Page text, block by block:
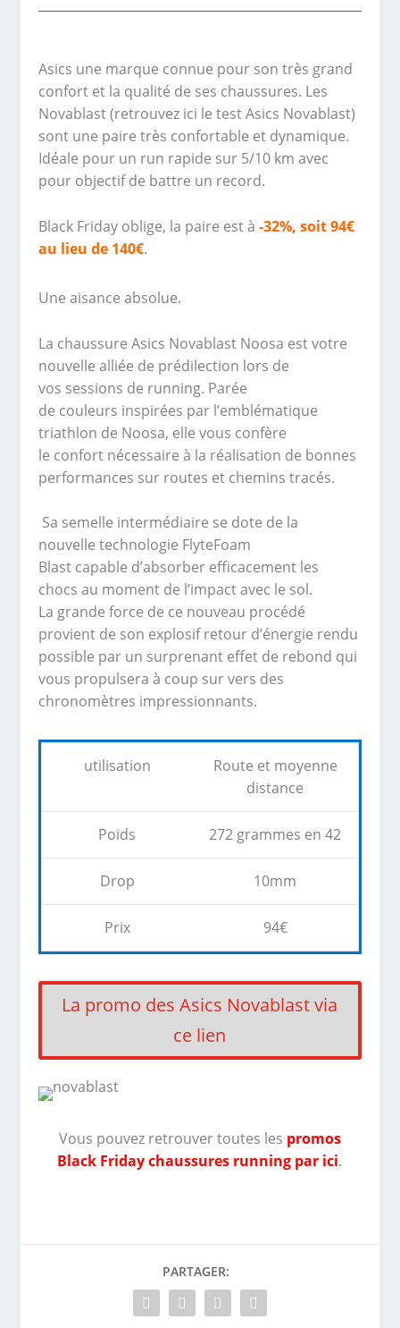
Asics une marque connue pour son très grand
confort et la qualité de ses chaussures. Les
Novablast (retrouvez ici le test Asics Novablast)
sont une paire très confortable et dynamique.
Idéale pour un run rapide sur 5/10 km avec
pour objectif de battre un record.
Black Friday oblige, la paire est à -32%, soit 94€
au lieu de 140€.
Une aisance absolue.
La chaussure Asics Novablast Noosa est votre
nouvelle alliée de prédilection lors de
vos sessions de running. Parée
de couleurs inspirées par l’emblématique
triathlon de Noosa, elle vous confère
le confort nécessaire à la réalisation de bonnes
performances sur routes et chemins tracés.
Sa semelle intermédiaire se dote de la
nouvelle technologie FlyteFoam
Blast capable d’absorber efficacement les
chocs au moment de l’impact avec le sol.
La grande force de ce nouveau procédé
provient de son explosif retour d’énergie rendu
possible par un surprenant effet de rebond qui
vous propulsera à coup sur vers des
chronomètres impressionnants.
utilisation
Route et moyenne
distance
Poids 272 grammes en 42
Drop 10mm
Prix 94€
La promo des Asics Novablast via
ce lien
Vous pouvez retrouver toutes les promos
Black Friday chaussures running par ici.
PARTAGER: